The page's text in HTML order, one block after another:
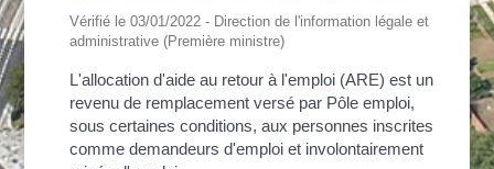
Vérifié le 03/01/2022 - Direction de l'information légale et
administrative (Première ministre)
L'allocation d'aide au retour à l'emploi (ARE) est un
revenu de remplacement versé par Pôle emploi,
sous certaines conditions, aux personnes inscrites
comme demandeurs d'emploi et involontairement